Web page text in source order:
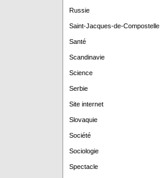
Russie
Saint-Jacques-de-Compostelle
Santé
Scandinavie
Science
Serbie
Site internet
Slovaquie
Société
Sociologie
Spectacle